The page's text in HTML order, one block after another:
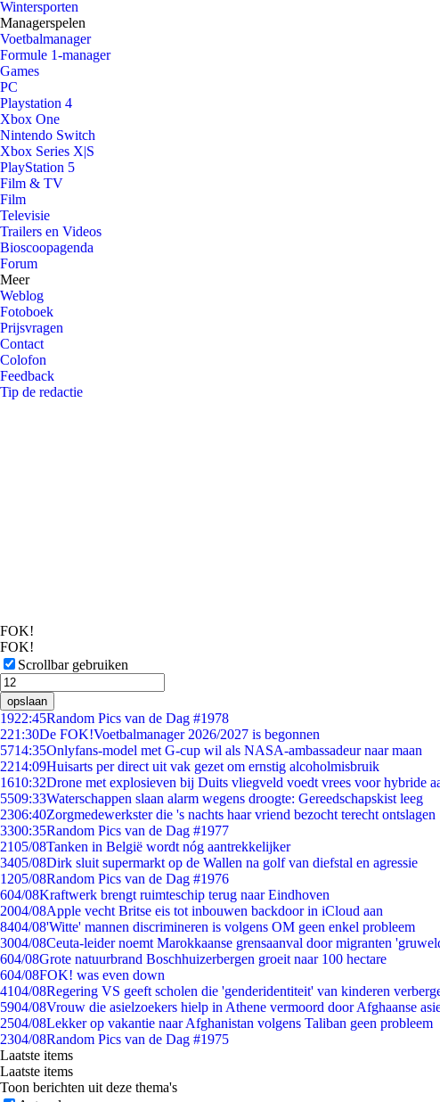
Wintersporten
Managerspelen
Voetbalmanager
Formule 1-manager
Games
PC
Playstation 4
Xbox One
Nintendo Switch
Xbox Series X|S
PlayStation 5
Film & TV
Film
Televisie
Trailers en Videos
Bioscoopagenda
Forum
Meer
Weblog
Fotoboek
Prijsvragen
Contact
Colofon
Feedback
Tip de redactie
FOK!
FOK!
Scrollbar gebruiken
opslaan
1922:45Random Pics van de Dag #1978
221:30De FOK!Voetbalmanager 2026/2027 is begonnen
5714:35Onlyfans-model met G-cup wil als NASA-ambassadeur naar maan
2214:09Huisarts per direct uit vak gezet om ernstig alcoholmisbruik
1610:32Drone met explosieven bij Duits vliegveld voedt vrees voor hybride
5509:33Waterschappen slaan alarm wegens droogte: Gereedschapskist leeg
2306:40Zorgmedewerkster die 's nachts haar vriend bezocht terecht ontslagen
3300:35Random Pics van de Dag #1977
2105/08Tanken in België wordt nóg aantrekkelijker
3405/08Dirk sluit supermarkt op de Wallen na golf van diefstal en agressie
1205/08Random Pics van de Dag #1976
604/08Kraftwerk brengt ruimteschip terug naar Eindhoven
2004/08Apple vecht Britse eis tot inbouwen backdoor in iCloud aan
8404/08'Witte' mannen discrimineren is volgens OM geen enkel probleem
3004/08Ceuta-leider noemt Marokkaanse grensaanval door migranten
604/08Grote natuurbrand Boschhuizerbergen groeit naar 100 hectare
604/08FOK! was even down
4104/08Regering VS geeft scholen die 'genderidentiteit' van kinderen
5904/08Vrouw die asielzoekers hielp in Athene vermoord door Afghaanse
2504/08Lekker op vakantie naar Afghanistan volgens Taliban geen probleem
2304/08Random Pics van de Dag #1975
Laatste items
Laatste items
Toon berichten uit deze thema's